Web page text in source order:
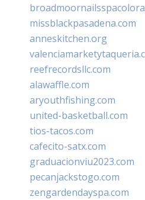
missblackpasadena.com
anneskitchen.org
reefrecordsllc.com
alawaffle.com
aryouthfishing.com
united-basketball.com
tios-tacos.com
cafecito-satx.com
graduacionviu2023.com
pecanjackstogo.com
zengardendayspa.com